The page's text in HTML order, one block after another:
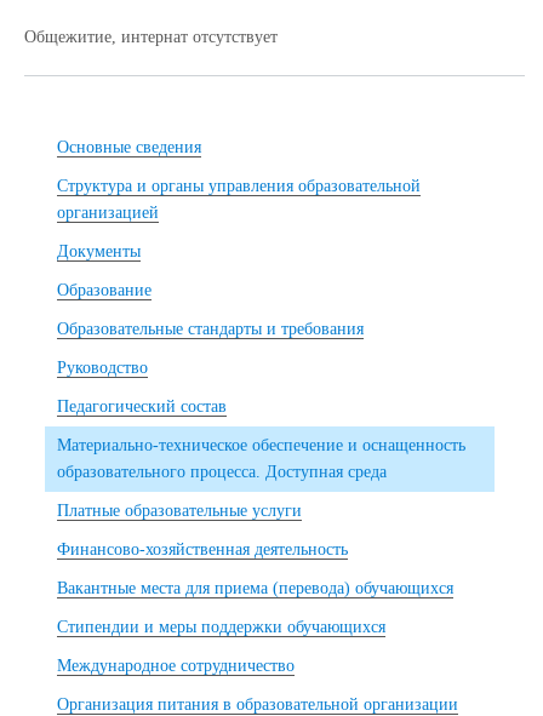
Общежитие, интернат отсутствует
Основные сведения
Структура и органы управления образовательной
организацией
Документы
Образование
Образовательные стандарты и требования
Руководство
Педагогический состав
Материально-техническое обеспечение и оснащенность
образовательного процесса. Доступная среда
Платные образовательные услуги
Финансово-хозяйственная деятельность
Вакантные места для приема (перевода) обучающихся
Стипендии и меры поддержки обучающихся
Международное сотрудничество
Организация питания в образовательной организации